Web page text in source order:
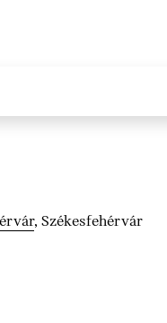
, Székesfehérvár